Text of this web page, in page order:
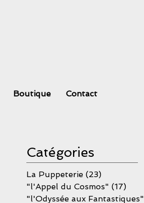
Boutique Contact
Catégories
La Puppeterie (23)
"l'Appel du Cosmos" (17)
"l'Odyssée aux Fantastiques"